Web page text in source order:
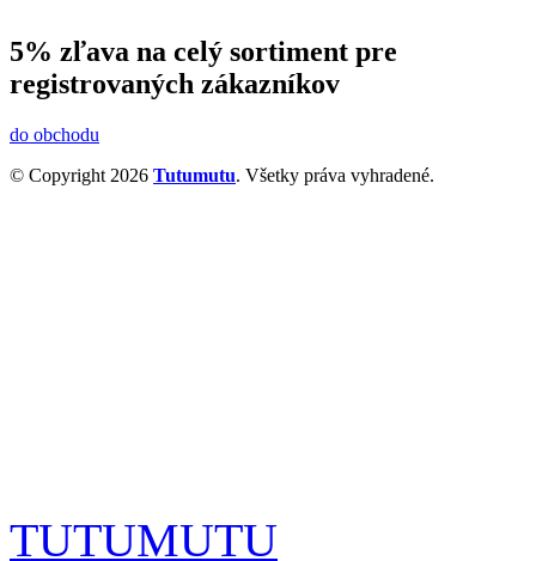
5% zľava na celý sortiment pre
registrovaných zákazníkov
do obchodu
© Copyright 2026 Tutumutu. Všetky práva vyhradené.
TUTUMUTU